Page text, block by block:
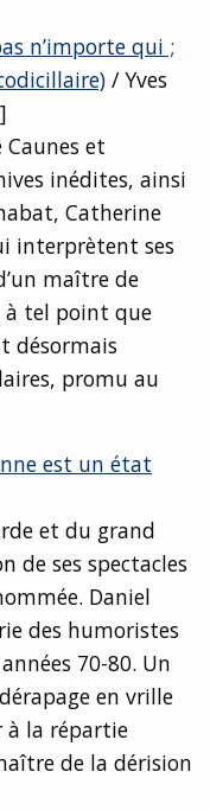
n’importe qui ;
/ Yves
et
inédites, ainsi
Catherine
interprètent ses
maître de
à tel point que
désormais
promu au
est un état
et du grand
de ses spectacles
Daniel
des humoristes
70-80. Un
en vrille
à la répartie
de la dérision